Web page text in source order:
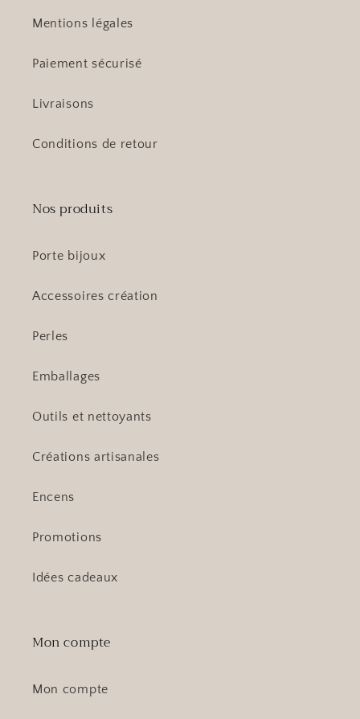
Mentions légales
Paiement sécurisé
Livraisons
Conditions de retour
Nos produits
Porte bijoux
Accessoires création
Perles
Emballages
Outils et nettoyants
Créations artisanales
Encens
Promotions
Idées cadeaux
Mon compte
Mon compte